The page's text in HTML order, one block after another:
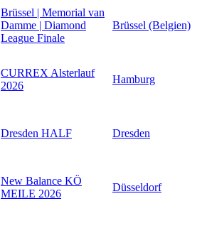
Brüssel | Memorial van
Damme | Diamond
League Finale
Brüssel (Belgien)
CURREX Alsterlauf
2026
Hamburg
Dresden HALF Dresden
New Balance KÖ
MEILE 2026
Düsseldorf